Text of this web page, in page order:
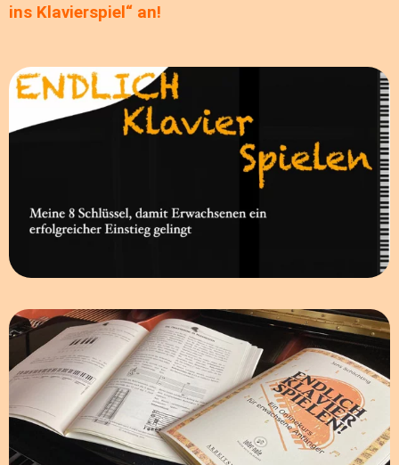
ins Klavierspiel“ an!